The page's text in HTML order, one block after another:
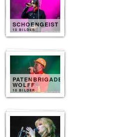
SCHOENGEIST
10 BILDER
PATENBRIGADE
WOLFF
10 BILDER